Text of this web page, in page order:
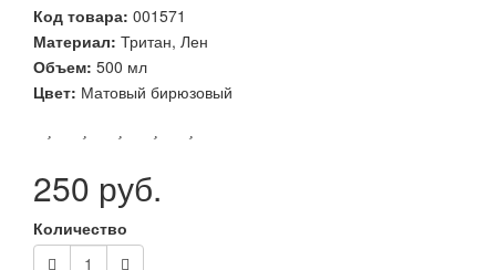
Код товара: 001571
Материал: Тритан, Лен
Объем: 500 мл
Цвет: Матовый бирюзовый
250 руб.
Количество